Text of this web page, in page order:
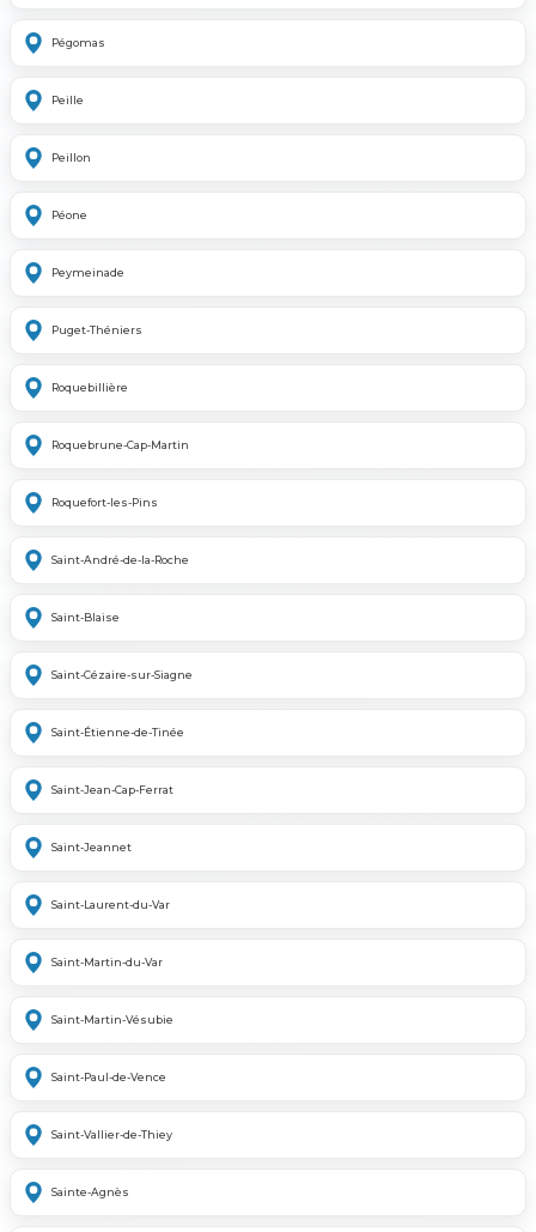
Pégomas
Peille
Peillon
Péone
Peymeinade
Puget-Théniers
Roquebillière
Roquebrune-Cap-Martin
Roquefort-les-Pins
Saint-André-de-la-Roche
Saint-Blaise
Saint-Cézaire-sur-Siagne
Saint-Étienne-de-Tinée
Saint-Jean-Cap-Ferrat
Saint-Jeannet
Saint-Laurent-du-Var
Saint-Martin-du-Var
Saint-Martin-Vésubie
Saint-Paul-de-Vence
Saint-Vallier-de-Thiey
Sainte-Agnès